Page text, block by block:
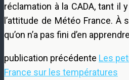
réclamation à la CADA, tant il
l’attitude de Météo France. À
qu’on n’a pas fini d’en
publication précédente Les
France sur les températures